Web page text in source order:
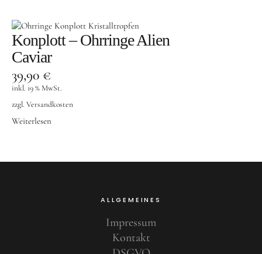
Konplott – Ohrringe Alien
Caviar
39,90 €
inkl. 19 % MwSt.
zzgl. Versandkosten
Weiterlesen
ALLGEMEINES
Impressum
Kontakt